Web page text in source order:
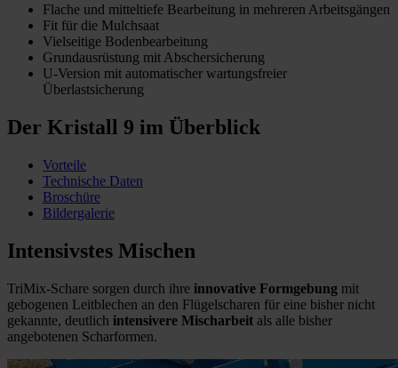
Flache und mitteltiefe Bearbeitung in mehreren Arbeitsgängen
Fit für die Mulchsaat
Vielseitige Bodenbearbeitung
Grundausrüstung mit Abschersicherung
U-Version mit automatischer wartungsfreier
Überlastsicherung
Der Kristall 9 im Überblick
Vorteile
Technische Daten
Broschüre
Bildergalerie
Intensivstes Mischen
TriMix-Schare sorgen durch ihre innovative Formgebung mit
gebogenen Leitblechen an den Flügelscharen für eine bisher nicht
gekannte, deutlich intensivere Mischarbeit als alle bisher
angebotenen Scharformen.